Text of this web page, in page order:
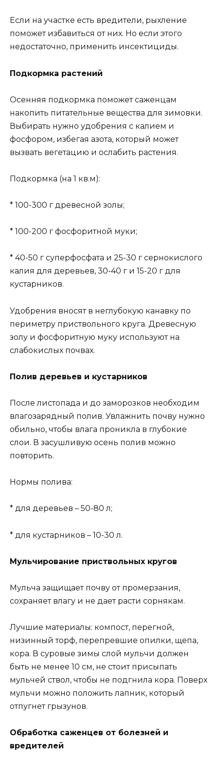
Если на участке есть вредители, рыхление
поможет избавиться от них. Но если этого
недостаточно, применить инсектициды.
Подкормка растений
Осенняя подкормка поможет саженцам
накопить питательные вещества для зимовки.
Выбирать нужно удобрения с калием и
фосфором, избегая азота, который может
вызвать вегетацию и ослабить растения.
Подкормка (на 1 кв.м):
* 100-300 г древесной золы;
* 100-200 г фосфоритной муки;
* 40-50 г суперфосфата и 25-30 г сернокислого
калия для деревьев, 30-40 г и 15-20 г для
кустарников.
Удобрения вносят в неглубокую канавку по
периметру приствольного круга. Древесную
золу и фосфоритную муку используют на
слабокислых почвах.
Полив деревьев и кустарников
После листопада и до заморозков необходим
влагозарядный полив. Увлажнить почву нужно
обильно, чтобы влага проникла в глубокие
слои. В засушливую осень полив можно
повторить.
Нормы полива:
* для деревьев – 50-80 л;
* для кустарников – 10-30 л.
Мульчирование приствольных кругов
Мульча защищает почву от промерзания,
сохраняет влагу и не дает расти сорнякам.
Лучшие материалы: компост, перегной,
низинный торф, перепревшие опилки, щепа,
кора. В суровые зимы слой мульчи должен
быть не менее 10 см, не стоит присыпать
мульчей ствол, чтобы не подгнила кора. Поверх
мульчи можно положить лапник, который
отпугнет грызунов.
Обработка саженцев от болезней и
вредителей